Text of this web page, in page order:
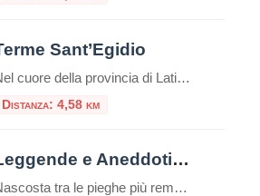
Sant’Egidio
Nel cuore della provincia di Latina, nella suggestiva località di Suio Terme (comune di Castelforte), si trovano le prestigiose Terme di Sant’Egidio, una delle destinazioni termali più apprezzate del Lazio. Immerse in un contesto naturale unico, queste terme rappresentano un perfetto connubio tra benessere, tradizione termale e bellezza paesaggistica. Un Paradiso Naturale sul Fiume Garigliano […]
Distanza: 4,58 km
Leggende e Aneddoti di Fossa Juanna
Nascosta tra le pieghe più remote dei Monti Aurunci, alle falde del Monte Petrella, si apre una conca tanto perfetta da sembrare artificiale, un anfiteatro naturale celato agli occhi degli escursionisti distratti. È Fossa Juanna (o Joanna), una vasta dolina carsica a oltre 1300 metri di quota, un cerchio di prato del diametro di oltre […]